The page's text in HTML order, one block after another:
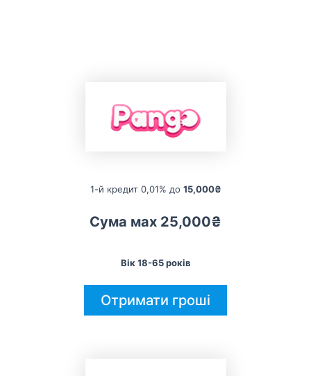
1-й кредит 0,01% до 15,000₴
Сума мах 25,000₴
Вік 18-65 років
Отримати гроші